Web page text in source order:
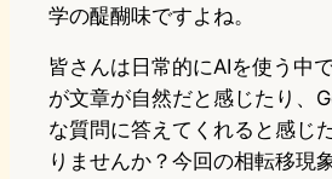
学の醍醐味ですよね。
皆さんは日常的にAIを使う中
が文章が自然だと感じたり、
な質問に答えてくれると感じ
りませんか？今回の相転移現